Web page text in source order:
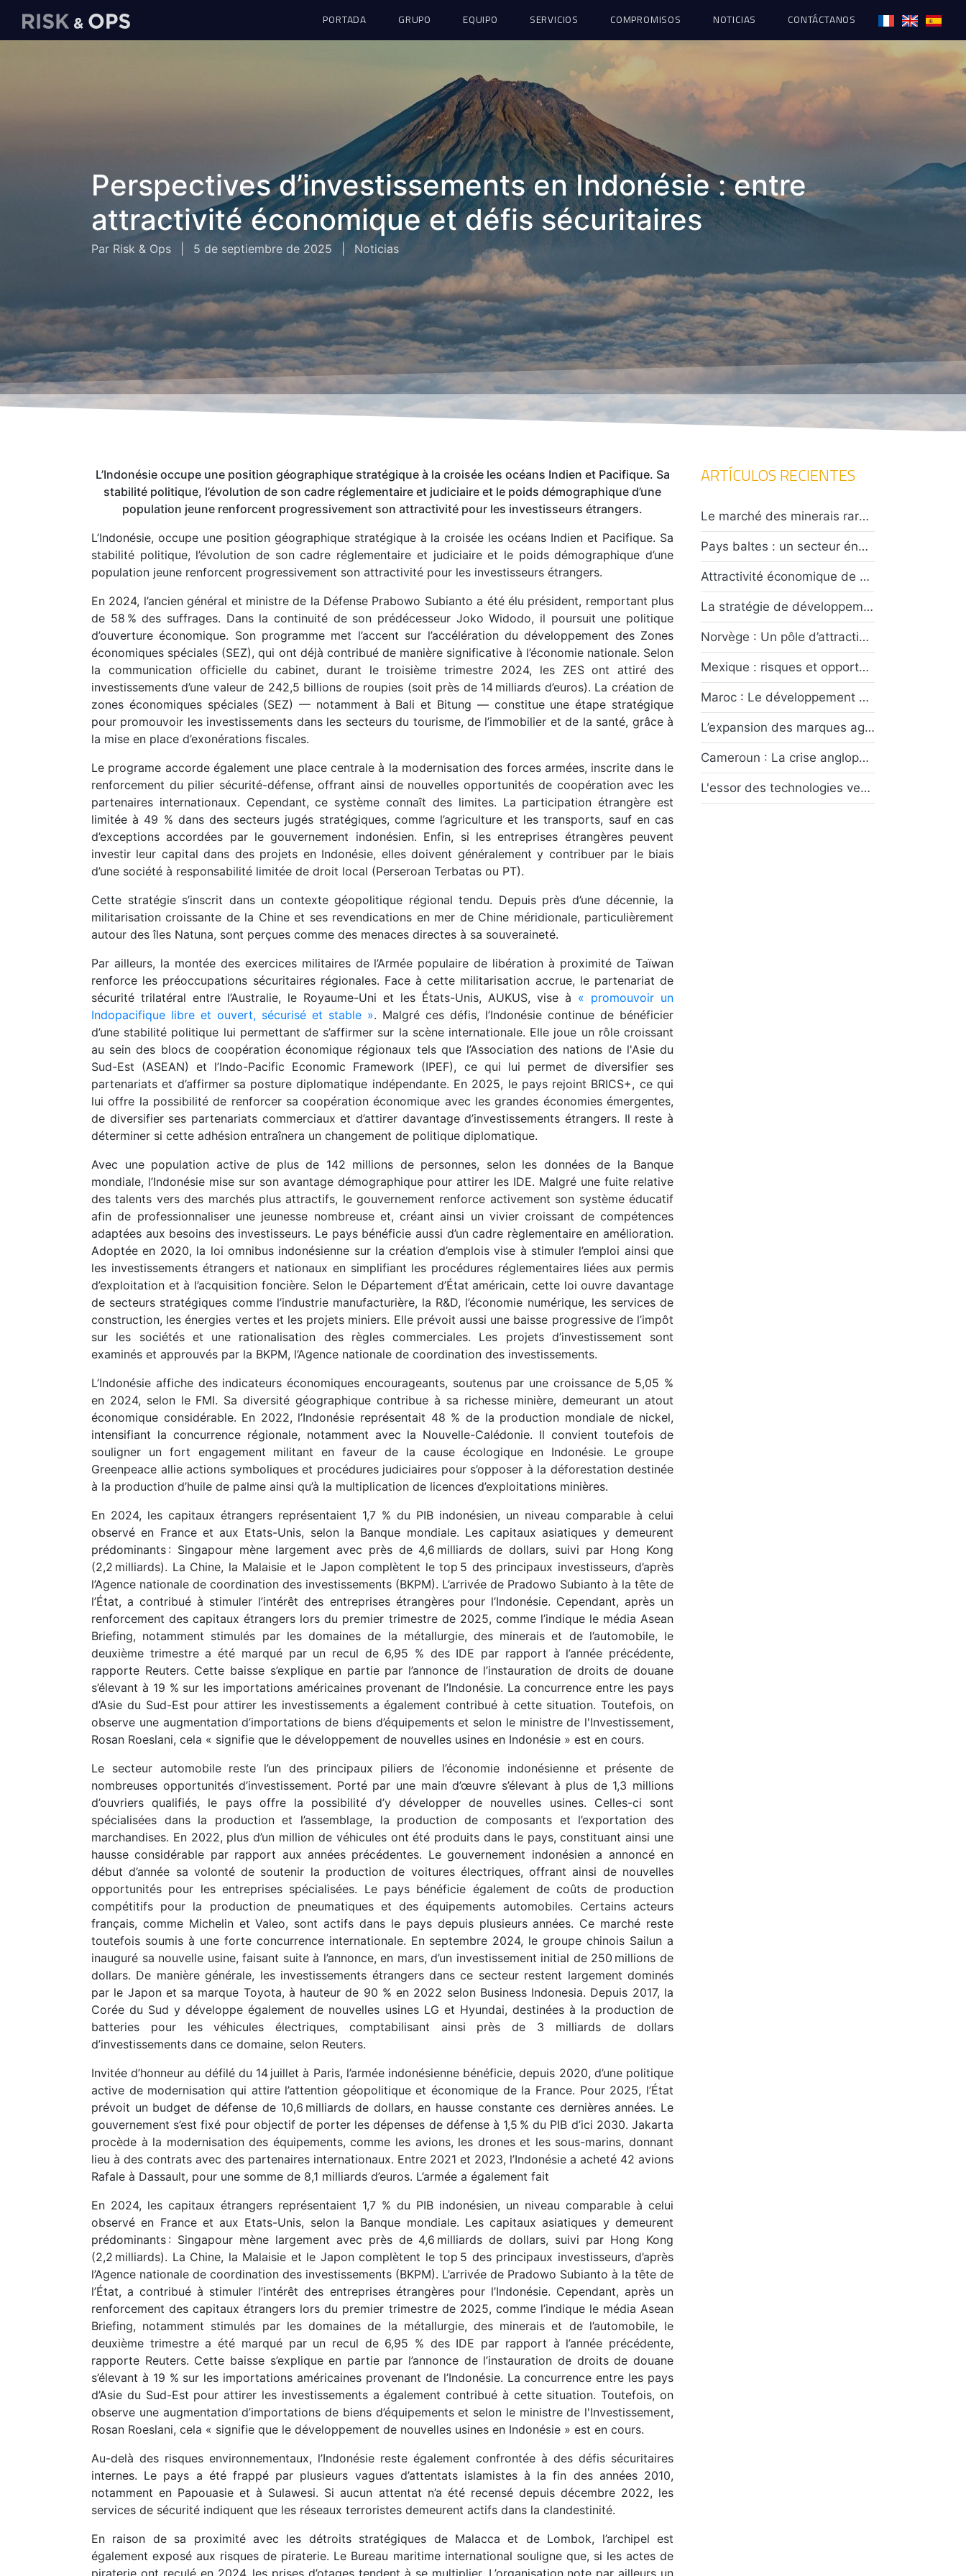
PORTADA GRUPO EQUIPO SERVICIOS COMPROMISOS NOTICIAS CONTÁCTANOS
Perspectives d’investissements en Indonésie : entre
attractivité économique et défis sécuritaires
Par Risk & Ops 5 de septiembre de 2025 Noticias
L’Indonésie occupe une position géographique stratégique à la croisée les océans Indien et Pacifique. Sa
stabilité politique, l’évolution de son cadre réglementaire et judiciaire et le poids démographique d’une
population jeune renforcent progressivement son attractivité pour les investisseurs étrangers.
L’Indonésie, occupe une position géographique stratégique à la croisée les océans Indien et Pacifique. Sa
stabilité politique, l’évolution de son cadre réglementaire et judiciaire et le poids démographique d’une
population jeune renforcent progressivement son attractivité pour les investisseurs étrangers.
En 2024, l’ancien général et ministre de la Défense Prabowo Subianto a été élu président, remportant plus
de 58 % des suffrages. Dans la continuité de son prédécesseur Joko Widodo, il poursuit une politique
d’ouverture économique. Son programme met l’accent sur l’accélération du développement des Zones
économiques spéciales (SEZ), qui ont déjà contribué de manière significative à l’économie nationale. Selon
la communication officielle du cabinet, durant le troisième trimestre 2024, les ZES ont attiré des
investissements d’une valeur de 242,5 billions de roupies (soit près de 14 milliards d’euros). La création de
zones économiques spéciales (SEZ) — notamment à Bali et Bitung — constitue une étape stratégique
pour promouvoir les investissements dans les secteurs du tourisme, de l’immobilier et de la santé, grâce à
la mise en place d’exonérations fiscales.
Le programe accorde également une place centrale à la modernisation des forces armées, inscrite dans le
renforcement du pilier sécurité-défense, offrant ainsi de nouvelles opportunités de coopération avec les
partenaires internationaux. Cependant, ce système connaît des limites. La participation étrangère est
limitée à 49 % dans des secteurs jugés stratégiques, comme l’agriculture et les transports, sauf en cas
d’exceptions accordées par le gouvernement indonésien. Enfin, si les entreprises étrangères peuvent
investir leur capital dans des projets en Indonésie, elles doivent généralement y contribuer par le biais
d’une société à responsabilité limitée de droit local (Perseroan Terbatas ou PT).
Cette stratégie s’inscrit dans un contexte géopolitique régional tendu. Depuis près d’une décennie, la
militarisation croissante de la Chine et ses revendications en mer de Chine méridionale, particulièrement
autour des îles Natuna, sont perçues comme des menaces directes à sa souveraineté.
Par ailleurs, la montée des exercices militaires de l’Armée populaire de libération à proximité de Taïwan
renforce les préoccupations sécuritaires régionales. Face à cette militarisation accrue, le partenariat de
sécurité trilatéral entre l’Australie, le Royaume-Uni et les États-Unis, AUKUS, vise à « promouvoir un
Indopacifique libre et ouvert, sécurisé et stable ». Malgré ces défis, l’Indonésie continue de bénéficier
d’une stabilité politique lui permettant de s’affirmer sur la scène internationale. Elle joue un rôle croissant
au sein des blocs de coopération économique régionaux tels que l’Association des nations de l'Asie du
Sud-Est (ASEAN) et l’Indo-Pacific Economic Framework (IPEF), ce qui lui permet de diversifier ses
partenariats et d’affirmer sa posture diplomatique indépendante. En 2025, le pays rejoint BRICS+, ce qui
lui offre la possibilité de renforcer sa coopération économique avec les grandes économies émergentes,
de diversifier ses partenariats commerciaux et d’attirer davantage d’investissements étrangers. Il reste à
déterminer si cette adhésion entraînera un changement de politique diplomatique.
Avec une population active de plus de 142 millions de personnes, selon les données de la Banque
mondiale, l’Indonésie mise sur son avantage démographique pour attirer les IDE. Malgré une fuite relative
des talents vers des marchés plus attractifs, le gouvernement renforce activement son système éducatif
afin de professionnaliser une jeunesse nombreuse et, créant ainsi un vivier croissant de compétences
adaptées aux besoins des investisseurs. Le pays bénéficie aussi d’un cadre règlementaire en amélioration.
Adoptée en 2020, la loi omnibus indonésienne sur la création d’emplois vise à stimuler l’emploi ainsi que
les investissements étrangers et nationaux en simplifiant les procédures réglementaires liées aux permis
d’exploitation et à l’acquisition foncière. Selon le Département d’État américain, cette loi ouvre davantage
de secteurs stratégiques comme l’industrie manufacturière, la R&D, l’économie numérique, les services de
construction, les énergies vertes et les projets miniers. Elle prévoit aussi une baisse progressive de l’impôt
sur les sociétés et une rationalisation des règles commerciales. Les projets d’investissement sont
examinés et approuvés par la BKPM, l’Agence nationale de coordination des investissements.
L’Indonésie affiche des indicateurs économiques encourageants, soutenus par une croissance de 5,05 %
en 2024, selon le FMI. Sa diversité géographique contribue à sa richesse minière, demeurant un atout
économique considérable. En 2022, l’Indonésie représentait 48 % de la production mondiale de nickel,
intensifiant la concurrence régionale, notamment avec la Nouvelle-Calédonie. Il convient toutefois de
souligner un fort engagement militant en faveur de la cause écologique en Indonésie. Le groupe
Greenpeace allie actions symboliques et procédures judiciaires pour s’opposer à la déforestation destinée
à la production d’huile de palme ainsi qu’à la multiplication de licences d’exploitations minières.
En 2024, les capitaux étrangers représentaient 1,7 % du PIB indonésien, un niveau comparable à celui
observé en France et aux Etats-Unis, selon la Banque mondiale. Les capitaux asiatiques y demeurent
prédominants : Singapour mène largement avec près de 4,6 milliards de dollars, suivi par Hong Kong
(2,2 milliards). La Chine, la Malaisie et le Japon complètent le top 5 des principaux investisseurs, d’après
l’Agence nationale de coordination des investissements (BKPM). L’arrivée de Pradowo Subianto à la tête de
l’État, a contribué à stimuler l’intérêt des entreprises étrangères pour l’Indonésie. Cependant, après un
renforcement des capitaux étrangers lors du premier trimestre de 2025, comme l’indique le média Asean
Briefing, notamment stimulés par les domaines de la métallurgie, des minerais et de l’automobile, le
deuxième trimestre a été marqué par un recul de 6,95 % des IDE par rapport à l’année précédente,
rapporte Reuters. Cette baisse s’explique en partie par l’annonce de l’instauration de droits de douane
s’élevant à 19 % sur les importations américaines provenant de l’Indonésie. La concurrence entre les pays
d’Asie du Sud-Est pour attirer les investissements a également contribué à cette situation. Toutefois, on
observe une augmentation d’importations de biens d’équipements et selon le ministre de l'Investissement,
Rosan Roeslani, cela « signifie que le développement de nouvelles usines en Indonésie » est en cours.
Le secteur automobile reste l’un des principaux piliers de l’économie indonésienne et présente de
nombreuses opportunités d’investissement. Porté par une main d’œuvre s’élevant à plus de 1,3 millions
d’ouvriers qualifiés, le pays offre la possibilité d’y développer de nouvelles usines. Celles-ci sont
spécialisées dans la production et l’assemblage, la production de composants et l’exportation des
marchandises. En 2022, plus d’un million de véhicules ont été produits dans le pays, constituant ainsi une
hausse considérable par rapport aux années précédentes. Le gouvernement indonésien a annoncé en
début d’année sa volonté de soutenir la production de voitures électriques, offrant ainsi de nouvelles
opportunités pour les entreprises spécialisées. Le pays bénéficie également de coûts de production
compétitifs pour la production de pneumatiques et des équipements automobiles. Certains acteurs
français, comme Michelin et Valeo, sont actifs dans le pays depuis plusieurs années. Ce marché reste
toutefois soumis à une forte concurrence internationale. En septembre 2024, le groupe chinois Sailun a
inauguré sa nouvelle usine, faisant suite à l’annonce, en mars, d’un investissement initial de 250 millions de
dollars. De manière générale, les investissements étrangers dans ce secteur restent largement dominés
par le Japon et sa marque Toyota, à hauteur de 90 % en 2022 selon Business Indonesia. Depuis 2017, la
Corée du Sud y développe également de nouvelles usines LG et Hyundai, destinées à la production de
batteries pour les véhicules électriques, comptabilisant ainsi près de 3 milliards de dollars
d’investissements dans ce domaine, selon Reuters.
Invitée d’honneur au défilé du 14 juillet à Paris, l’armée indonésienne bénéficie, depuis 2020, d’une politique
active de modernisation qui attire l’attention géopolitique et économique de la France. Pour 2025, l’État
prévoit un budget de défense de 10,6 milliards de dollars, en hausse constante ces dernières années. Le
gouvernement s’est fixé pour objectif de porter les dépenses de défense à 1,5 % du PIB d’ici 2030. Jakarta
procède à la modernisation des équipements, comme les avions, les drones et les sous-marins, donnant
lieu à des contrats avec des partenaires internationaux. Entre 2021 et 2023, l’Indonésie a acheté 42 avions
Rafale à Dassault, pour une somme de 8,1 milliards d’euros. L’armée a également fait
En 2024, les capitaux étrangers représentaient 1,7 % du PIB indonésien, un niveau comparable à celui
observé en France et aux Etats-Unis, selon la Banque mondiale. Les capitaux asiatiques y demeurent
prédominants : Singapour mène largement avec près de 4,6 milliards de dollars, suivi par Hong Kong
(2,2 milliards). La Chine, la Malaisie et le Japon complètent le top 5 des principaux investisseurs, d’après
l’Agence nationale de coordination des investissements (BKPM). L’arrivée de Pradowo Subianto à la tête de
l’État, a contribué à stimuler l’intérêt des entreprises étrangères pour l’Indonésie. Cependant, après un
renforcement des capitaux étrangers lors du premier trimestre de 2025, comme l’indique le média Asean
Briefing, notamment stimulés par les domaines de la métallurgie, des minerais et de l’automobile, le
deuxième trimestre a été marqué par un recul de 6,95 % des IDE par rapport à l’année précédente,
rapporte Reuters. Cette baisse s’explique en partie par l’annonce de l’instauration de droits de douane
s’élevant à 19 % sur les importations américaines provenant de l’Indonésie. La concurrence entre les pays
d’Asie du Sud-Est pour attirer les investissements a également contribué à cette situation. Toutefois, on
observe une augmentation d’importations de biens d’équipements et selon le ministre de l'Investissement,
Rosan Roeslani, cela « signifie que le développement de nouvelles usines en Indonésie » est en cours.
Au-delà des risques environnementaux, l’Indonésie reste également confrontée à des défis sécuritaires
internes. Le pays a été frappé par plusieurs vagues d’attentats islamistes à la fin des années 2010,
notamment en Papouasie et à Sulawesi. Si aucun attentat n’a été recensé depuis décembre 2022, les
services de sécurité indiquent que les réseaux terroristes demeurent actifs dans la clandestinité.
En raison de sa proximité avec les détroits stratégiques de Malacca et de Lombok, l’archipel est
également exposé aux risques de piraterie. Le Bureau maritime international souligne que, si les actes de
piraterie ont reculé en 2024, les prises d’otages tendent à se multiplier. L’organisation note par ailleurs un
ARTÍCULOS RECIENTES
Le marché des minerais rares en Asie centrale : opportunités et défis pour les investisseurs
Pays baltes : un secteur énergétique en plein essor confronté à un climat de tensions caractérisées
Attractivité économique de Taïwan : opportunités et risques ?
La stratégie de développement des énergies au Chili : risques et opportunités
Norvège : Un pôle d’attractivité économique entre rente pétrolière et transition écologique
Mexique : risques et opportunités
Maroc : Le développement des provinces du Sud symbole du dynamisme économique marocain
L’expansion des marques agroalimentaires françaises dans les pays émergents : Opportunités et défis
Cameroun : La crise anglophone, un conflit sans fin ?
L'essor des technologies vertes dans l'industrie automobile française